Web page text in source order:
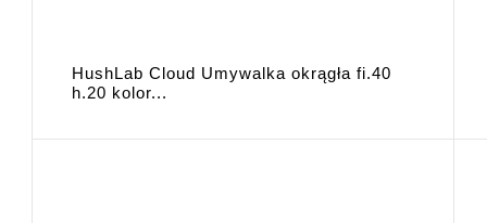
HushLab Cloud Umywalka okrągła fi.40
h.20 kolor...